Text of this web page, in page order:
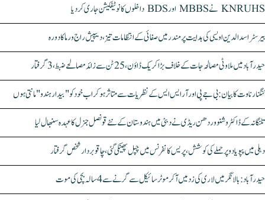
KNRUHS نے MBBS اور BDS داخلوں کا نوٹیفکیشن جاری کر دیا
بیرسٹر اسدالدین اویسی کی ہدایت پر مندر میں صفائی کے انتظامات تیز، دیپیش راج ورما کا دورہ
حیدرآباد میں ملاوٹی مصالحہ جات کے خلاف بڑا کریک ڈاؤن، 25 ٹن سے زائد مصالحے ضبط، 3 گرفتار
کنگنا رناوت کا بیان: بی جے پی اور آر ایس ایس کے نظریات سے متاثر ہو کر اب خود کو "بیدار ہندو" مانتی ہوں
تلنگانہ کے ڈاکٹر وشنو وردھن ریڈی نے دبئی میں ہندوستان کے نئے قونصل جنرل کا عہدہ سنبھال لیا
دہلی میں پپو یادو پر حملے کی کوشش، پریس کانفرنس میں چپل پھینکی گئی، چاقو بردار شخص گرفتار
حیدرآباد: بالا نگر میں لاری کی زد میں آکر موٹرسائیکل سے گرنے سے 4 سالہ بچی کی موت